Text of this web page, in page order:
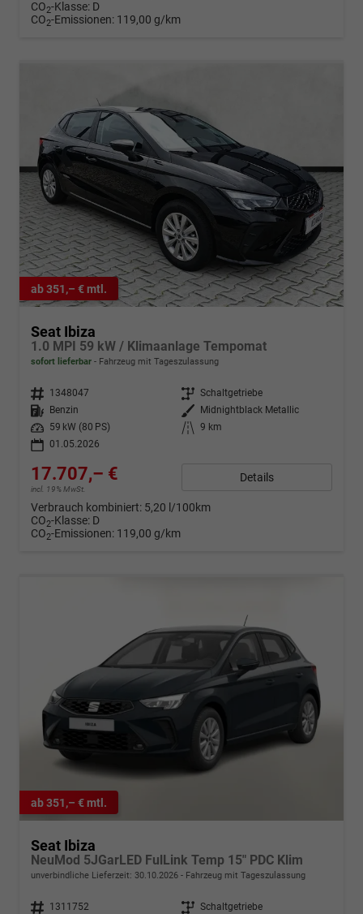
CO2-Klasse: D
CO2-Emissionen: 119,00 g/km
ab 351,– € mtl.
Seat Ibiza
1.0 MPI 59 kW / Klimaanlage Tempomat
sofort lieferbar Fahrzeug mit Tageszulassung
Fahrzeugnr. 1348047 Getriebe Schaltgetriebe
Kraftstoff
Benzin Außenfarbe
Midnightblack Metallic
Leistung
59 kW (80 PS) Kilometerstand
9 km
01.05.2026
17.707,– €
incl. 19% MwSt.
Details
Verbrauch kombiniert: 5,20 l/100km
CO2-Klasse: D
CO2-Emissionen: 119,00 g/km
ab 351,– € mtl.
Seat Ibiza
NeuMod 5JGarLED FulLink Temp 15" PDC Klim
unverbindliche Lieferzeit: 30.10.2026 Fahrzeug mit Tageszulassung
Fahrzeugnr. 1311752 Getriebe Schaltgetriebe